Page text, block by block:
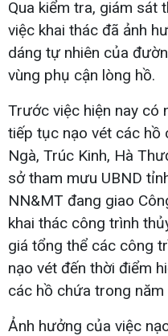
Qua kiểm tra, giám sát
việc khai thác đã ảnh
dáng tự nhiên của
vùng phụ cận lòng hồ.
Trước việc hiện nay có
tiếp tục nạo vét các hồ
Ngà, Trúc Kinh, Hà
sở tham mưu UBND
NN&MT đang giao
khai thác công trình
giá tổng thể các công
nạo vét đến thời điểm
các hồ chứa trong năm
Ảnh hưởng của việc